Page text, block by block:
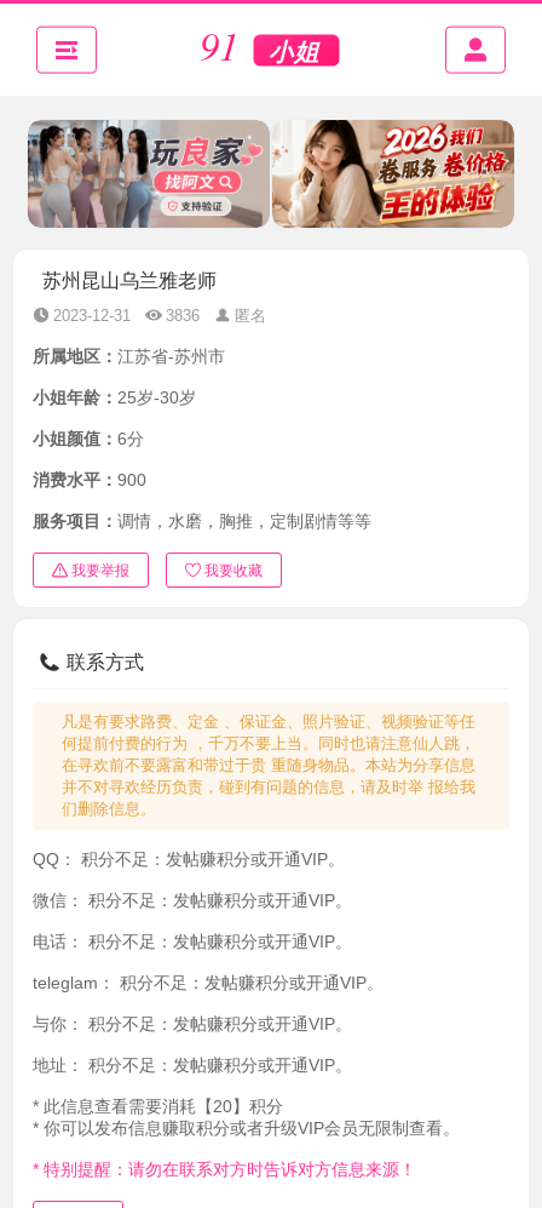
苏州昆山乌兰雅老师
2023-12-31 3836 匿名
所属地区： 江苏省-苏州市
小姐年龄： 25岁-30岁
小姐颜值： 6分
消费水平： 900
服务项目： 调情，水磨，胸推，定制剧情等等
我要举报 我要收藏
联系方式
凡是有要求路费、定金 、保证金、照片验证、视频验证等任
何提前付费的行为 ，千万不要上当。同时也请注意仙人跳，
在寻欢前不要露富和带过于贵 重随身物品。本站为分享信息
并不对寻欢经历负责，碰到有问题的信息，请及时举 报给我
们删除信息。
QQ： 积分不足：发帖赚积分或开通VIP。
微信： 积分不足：发帖赚积分或开通VIP。
电话： 积分不足：发帖赚积分或开通VIP。
teleglam： 积分不足：发帖赚积分或开通VIP。
与你： 积分不足：发帖赚积分或开通VIP。
地址： 积分不足：发帖赚积分或开通VIP。
* 此信息查看需要消耗【20】积分
* 你可以发布信息赚取积分或者升级VIP会员无限制查看。
* 特别提醒：请勿在联系对方时告诉对方信息来源！